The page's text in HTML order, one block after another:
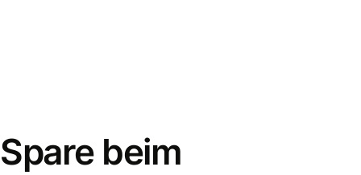
Spare beim